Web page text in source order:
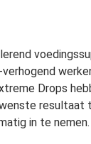
Drops
in te